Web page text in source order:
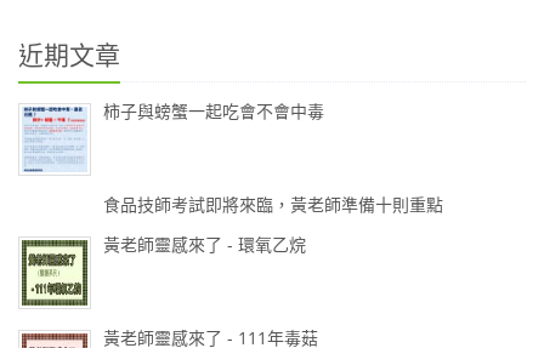
近期文章
柿子與螃蟹一起吃會不會中毒
食品技師考試即將來臨，黃老師準備十則重點
黃老師靈感來了 - 環氧乙烷
黃老師靈感來了 - 111年毒菇